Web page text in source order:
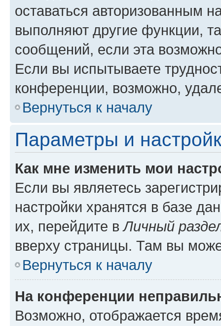
оставаться авторизованным
выполняют другие функции,
сообщений, если эта
Если вы испытываете
конференции, возможно,
Вернуться к началу
Параметры и
Как мне изменить мои
Если вы являетесь
настройки хранятся в базе
их, перейдите вЛичный
вверху страницы. Там вы
Вернуться к началу
На конференции
Возможно, отображается